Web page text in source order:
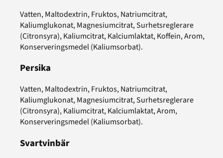
Vatten, Maltodextrin, Fruktos, Natriumcitrat,
Kaliumglukonat, Magnesiumcitrat, Surhetsreglerare
(Citronsyra), Kaliumcitrat, Kalciumlaktat, Koffein, Arom,
Konserveringsmedel (Kaliumsorbat).
Persika
Vatten, Maltodextrin, Fruktos, Natriumcitrat,
Kaliumglukonat, Magnesiumcitrat, Surhetsreglerare
(Citronsyra), Kaliumcitrat, Kalciumlaktat, Arom,
Konserveringsmedel (Kaliumsorbat).
Svartvinbär